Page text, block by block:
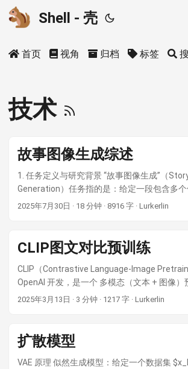
Shell - 壳
首页 视角 归档 标签
技术
故事图像生成综述
1. 任务定义与研究背景 “故事图像生成”（
Generation）任务指的是：给定一段包含多
故事，生成一系列连贯的图像来可视化该故事
GAN for Story Visualization ) ( [2211.13319]
Visual Memory Conditioned Consistent
具体而言，在一个故事的多张图像中，需要保
份特征、服饰和背景场景的一致，同时根据
化。这与视频生成有所区别：故事可视化强调
物会反复出现、场景会延续或变化，模型必须
词 he/she 所指的人物）并决定何时在帧间保
致，何时随剧情引入新元素 ( [2211.13319]
2025年7月30日 · 18 分钟 · 8916 字 · Lurkerlin
CLIP图文对比预训练
CLIP（Contrastive Language-Image
OpenAI 开发，是一个 多模态（文本 + 图像）
理解图像和文本之间的关联。它的核心思想是
2025年3月13日 · 3 分钟 · 1217 字 · Lurkerlin
扩散模型
VAE 原理 似然生成模型：给定一个数据集